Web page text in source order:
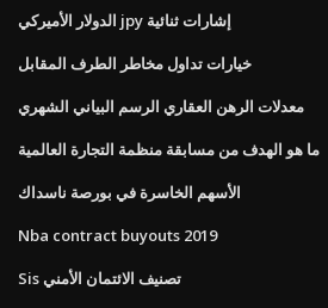
الدولار الأميركي jpy إشارات ثنائية
خيارات تداول مخاطر الطرف المقابل
معدلات الرهن العقاري الرسم البياني الشهري
ما هو الهدف من مسابقة منظمة التجارة العالمية
الأسهم الخاسرة في بورصة ناسداك
Nba contract buyouts 2019
Sis تصنيف الائتمان الأمني